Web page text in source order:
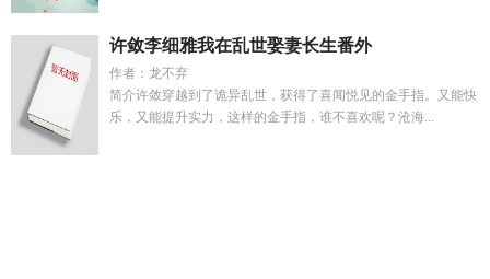
许敛李细雅我在乱世娶妻长生番外
作者：龙不弃
简介许敛穿越到了诡异乱世，获得了喜闻悦见的金手指。又能快
乐，又能提升实力，这样的金手指，谁不喜欢呢？沧海...